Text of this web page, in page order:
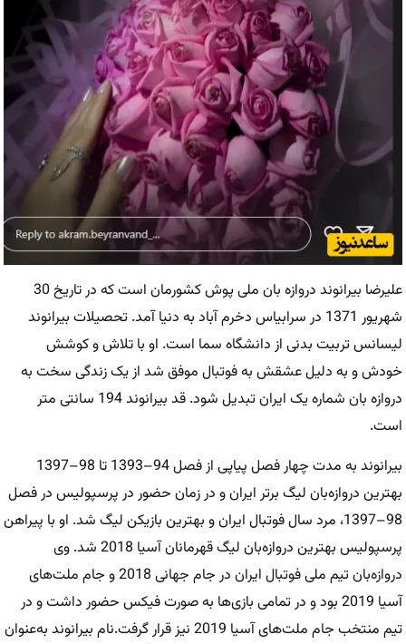
علیرضا بیرانوند دروازه بان ملی پوش کشورمان است که در تاریخ 30
شهریور 1371 در سرابیاس دخرم آباد به دنیا آمد. تحصیلات بیرانوند
لیسانس تربیت بدنی از دانشگاه سما است. او با تلاش و کوشش
خودش و به دلیل عشقش به فوتبال موفق شد از یک زندگی سخت به
دروازه بان شماره یک ایران تبدیل شود. قد بیرانوند 194 سانتی متر
است.
بیرانوند به مدت چهار فصل پیاپی از فصل 94–1393 تا 98–1397
بهترین دروازه‌بان لیگ برتر ایران و در زمان حضور در پرسپولیس در فصل
98–1397، مرد سال فوتبال ایران و بهترین بازیکن لیگ شد. او با پیراهن
پرسپولیس بهترین دروازه‌بان لیگ قهرمانان آسیا 2018 شد. وی
دروازه‌بان تیم ملی فوتبال ایران در جام جهانی 2018 و جام ملت‌های
آسیا 2019 بود و در تمامی بازی‌ها به صورت فیکس حضور داشت و در
تیم منتخب جام ملت‌های آسیا 2019 نیز قرار گرفت.نام بیرانوند به‌عنوان